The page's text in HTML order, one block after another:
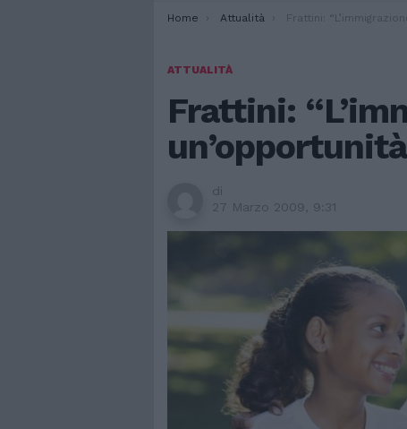
You are here:
Home Attualità Frattini: “L’immigrazione è
ATTUALITÀ
Frattini:
di
27 Marzo 2009, 9:31